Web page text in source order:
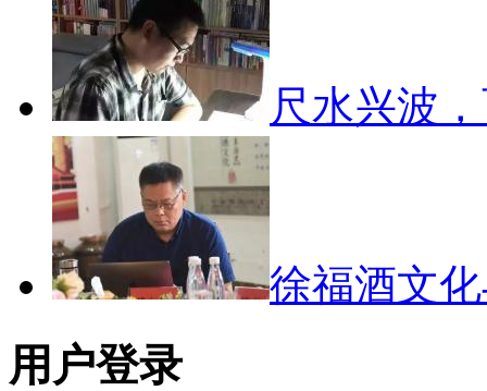
尺水兴波
徐福酒文
用户登录